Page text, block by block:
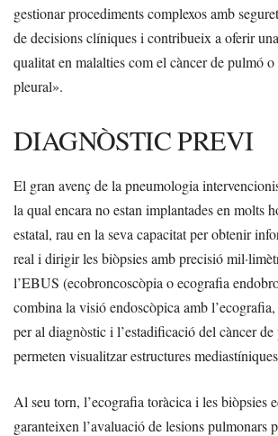
gestionar procediments complexos amb
de decisions clíniques i contribueix a oferir
qualitat en malalties com el càncer de pulmó
pleural».
DIAGNÒSTIC PREVI
El gran avenç de la pneumologia
la qual encara no estan implantades en molts
estatal, rau en la seva capacitat per obtenir
real i dirigir les biòpsies amb precisió
l’EBUS (ecobroncoscòpia o ecografia
combina la visió endoscòpica amb
per al diagnòstic i l’estadificació del càncer
permeten visualitzar estructures
Al seu torn, l’ecografia toràcica i les biòpsies
garanteixen l’avaluació de lesions pulmonars